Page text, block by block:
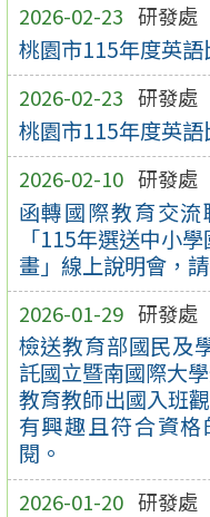
2026-02-23 研發處
桃園市115年度英
2026-02-23 研發處
桃園市115年度英語
2026-02-10 研發處
函轉國際教育交
「115年選送中小
畫」線上說明會，
2026-01-29 研發處
檢送教育部國民及
託國立暨南國際大
教育教師出國入班
有興趣且符合資
閱。
2026-01-20 研發處